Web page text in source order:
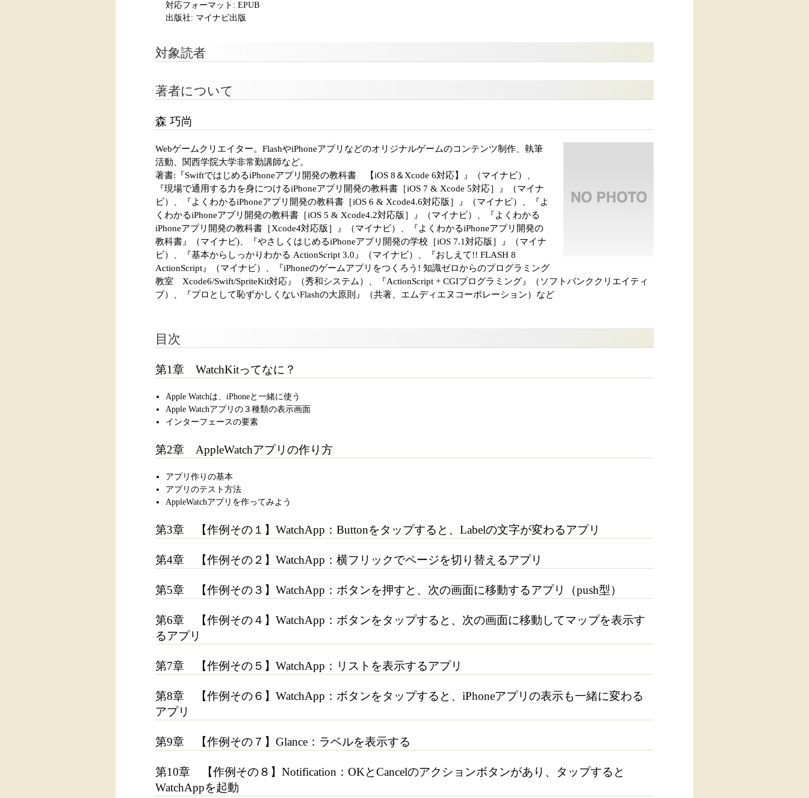
対応フォーマット: EPUB
出版社: マイナビ出版
対象読者
著者について
森 巧尚
Webゲームクリエイター。FlashやiPhoneアプリなどのオリジナルゲームのコンテンツ制作、執筆
活動、関西学院大学非常勤講師など。
著書:『SwiftではじめるiPhoneアプリ開発の教科書 【iOS 8＆Xcode 6対応】』（マイナビ）、
『現場で通用する力を身につけるiPhoneアプリ開発の教科書［iOS 7 & Xcode 5対応］』（マイナ
ビ）、『よくわかるiPhoneアプリ開発の教科書［iOS 6 & Xcode4.6対応版］』（マイナビ）、『よ
くわかるiPhoneアプリ開発の教科書［iOS 5 & Xcode4.2対応版］』（マイナビ）、『よくわかる
iPhoneアプリ開発の教科書［Xcode4対応版］』（マイナビ）、『よくわかるiPhoneアプリ開発の
教科書』（マイナビ)、『やさしくはじめるiPhoneアプリ開発の学校［iOS 7.1対応版］』（マイナ
ビ）、『基本からしっかりわかる ActionScript 3.0』（マイナビ）、『おしえて!! FLASH 8
ActionScript』（マイナビ）、『iPhoneのゲームアプリをつくろう! 知識ゼロからのプログラミング
教室 Xcode6/Swift/SpriteKit対応』（秀和システム）、『ActionScript + CGIプログラミング』（ソフトバンククリエイティ
ブ）、『プロとして恥ずかしくないFlashの大原則』（共著、エムディエヌコーポレーション）など
目次
第1章 WatchKitってなに？
Apple Watchは、iPhoneと一緒に使う
Apple Watchアプリの３種類の表示画面
インターフェースの要素
第2章 AppleWatchアプリの作り方
アプリ作りの基本
アプリのテスト方法
AppleWatchアプリを作ってみよう
第3章 【作例その１】WatchApp：Buttonをタップすると、Labelの文字が変わるアプリ
第4章 【作例その２】WatchApp：横フリックでページを切り替えるアプリ
第5章 【作例その３】WatchApp：ボタンを押すと、次の画面に移動するアプリ（push型）
第6章 【作例その４】WatchApp：ボタンをタップすると、次の画面に移動してマップを表示す
るアプリ
第7章 【作例その５】WatchApp：リストを表示するアプリ
第8章 【作例その６】WatchApp：ボタンをタップすると、iPhoneアプリの表示も一緒に変わる
アプリ
第9章 【作例その７】Glance：ラベルを表示する
第10章 【作例その８】Notification：OKとCancelのアクションボタンがあり、タップすると
WatchAppを起動